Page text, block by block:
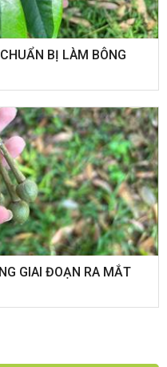
BỊ LÀM BÔNG
GIAI ĐOẠN RA MẮT